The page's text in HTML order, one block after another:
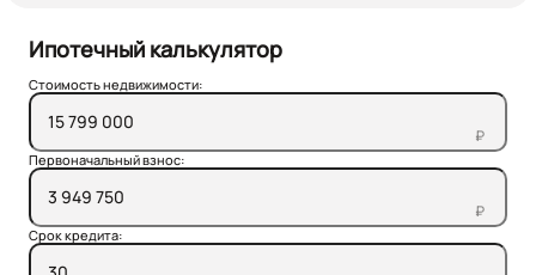
Ипотечный калькулятор
Стоимость недвижимости:
₽
Первоначальный взнос:
₽
Срок кредита: